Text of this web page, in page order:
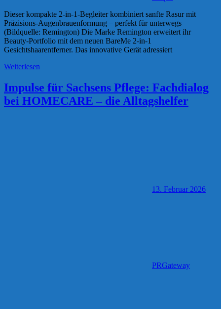
Dieser kompakte 2-in-1-Begleiter kombiniert sanfte Rasur mit
Präzisions-Augenbrauenformung – perfekt für unterwegs
(Bildquelle: Remington) Die Marke Remington erweitert ihr
Beauty-Portfolio mit dem neuen BareMe 2-in-1
Gesichtshaarentferner. Das innovative Gerät adressiert
Weiterlesen
Impulse für Sachsens Pflege: Fachdialog
bei HOMECARE – die Alltagshelfer
13. Februar 2026
PRGateway